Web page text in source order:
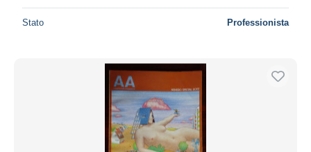
Stato Professionista